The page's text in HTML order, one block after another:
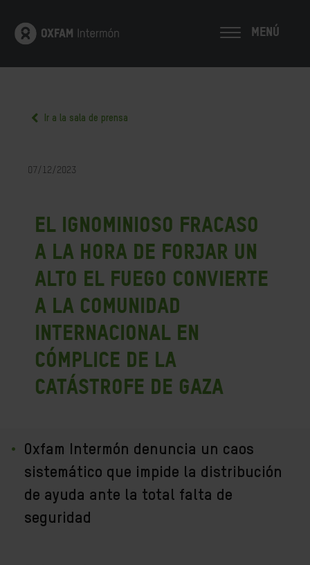
MENÚ
Ir a la sala de prensa
07/12/2023
El ignominioso fracaso
a la hora de forjar un
alto el fuego convierte
a la comunidad
internacional en
cómplice de la
catástrofe de Gaza
Oxfam Intermón denuncia un caos
sistemático que impide la distribución
de ayuda ante la total falta de
seguridad